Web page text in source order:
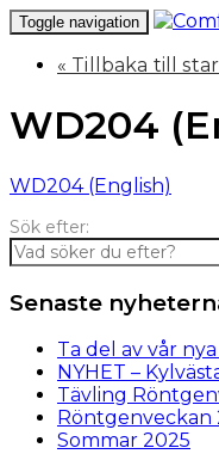
Toggle navigation
« Tillbaka till
WD204
WD204 (English)
Sök efter:
Senaste
Ta del av vår
NYHET –
Tävling
Röntgenveckan
Sommar 2025